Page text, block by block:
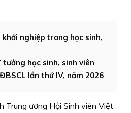
nghiệp trong học sinh,
tưởng học sinh, sinh viên
lần thứ IV, năm 2026
Trung ương Hội Sinh viên Việt